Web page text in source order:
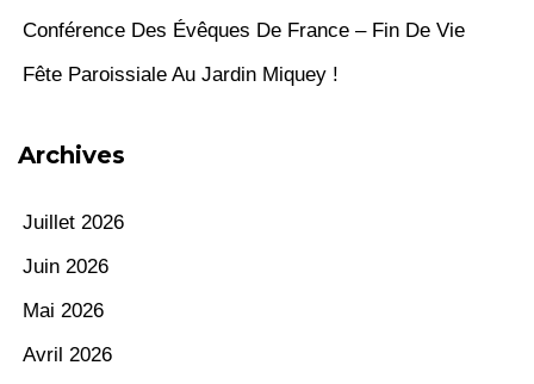
Conférence Des Évêques De France – Fin De Vie
Fête Paroissiale Au Jardin Miquey !
Archives
Juillet 2026
Juin 2026
Mai 2026
Avril 2026